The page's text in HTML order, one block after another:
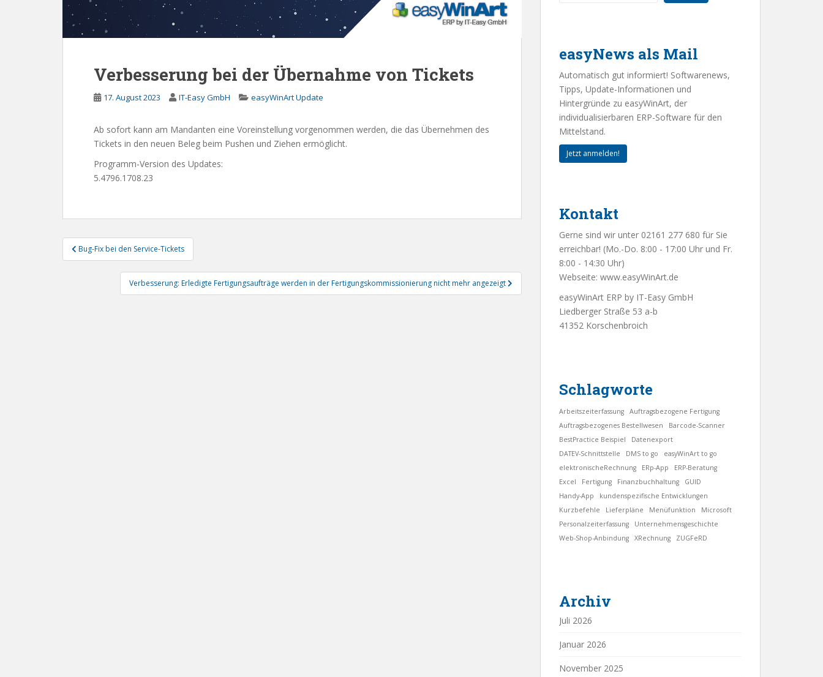
Verbesserung bei der Übernahme von Tickets
17. August 2023 IT-Easy GmbH easyWinArt Update
Ab sofort kann am Mandanten eine Voreinstellung vorgenommen werden, die das Übernehmen des
Tickets in den neuen Beleg beim Pushen und Ziehen ermöglicht.
Programm-Version des Updates:
5.4796.1708.23
Beitragsnavigation
Bug-Fix bei den Service-Tickets
Verbesserung: Erledigte Fertigungsaufträge werden in der Fertigungskommissionierung nicht mehr angezeigt
easyNews als Mail
Automatisch gut informiert! Softwarenews,
Tipps, Update-Informationen und
Hintergründe zu easyWinArt, der
individualisierbaren ERP-Software für den
Mittelstand.
Jetzt anmelden!
Kontakt
Gerne sind wir unter 02161 277 680 für Sie
erreichbar! (Mo.-Do. 8:00 - 17:00 Uhr und Fr.
8:00 - 14:30 Uhr)
Webseite: www.easyWinArt.de
easyWinArt ERP by IT-Easy GmbH
Liedberger Straße 53 a-b
41352 Korschenbroich
Schlagworte
Arbeitszeiterfassung
Auftragsbezogene Fertigung
Auftragsbezogenes Bestellwesen
Barcode-Scanner
BestPractice Beispiel
Datenexport
DATEV-Schnittstelle
DMS to go
easyWinArt to go
elektronischeRechnung
ERp-App
ERP-Beratung
Excel
Fertigung Finanzbuchhaltung
GUID
Handy-App
kundenspezifische Entwicklungen
Kurzbefehle
Lieferpläne Menüfunktion
Microsoft
Personalzeiterfassung
Unternehmensgeschichte
Web-Shop-Anbindung
XRechnung ZUGFeRD
Archiv
Juli 2026
Januar 2026
November 2025